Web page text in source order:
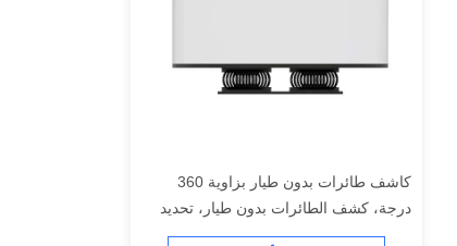
كاشف طائرات بدون طيار بزاوية 360
درجة، كشف الطائرات بدون طيار، تحديد
موقع الطائرات بدون طيار، معدات مكافحة